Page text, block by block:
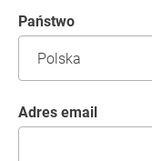
Państwo
Adres email